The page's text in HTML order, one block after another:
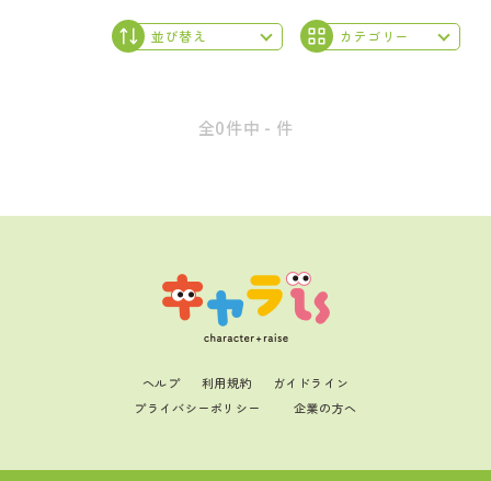
全0件中 - 件
ヘルプ 利用規約
ガイドライン
プライバシーポリシー
企業の方へ